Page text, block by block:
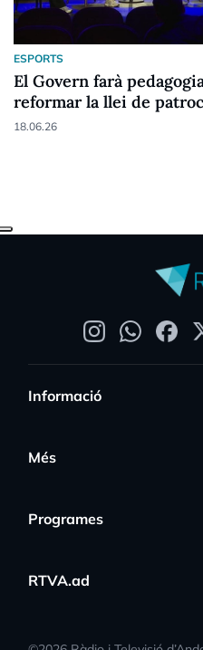
ESPORTS
El Govern farà
reformar la llei de
18.06.26
Informació
Més
Programes
RTVA.ad